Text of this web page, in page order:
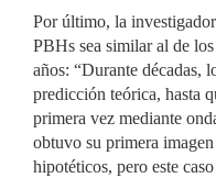
Por último, la
PBHs sea similar al de
años: “Durante décadas,
predicción teórica, hasta
primera vez mediante
obtuvo su primera
hipotéticos, pero este